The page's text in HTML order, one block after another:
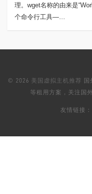
理。wget名称的由来是
个命令行工具—…
© 2026 美国虚拟主机推荐 国
等租用方案，关注国
友情链接：